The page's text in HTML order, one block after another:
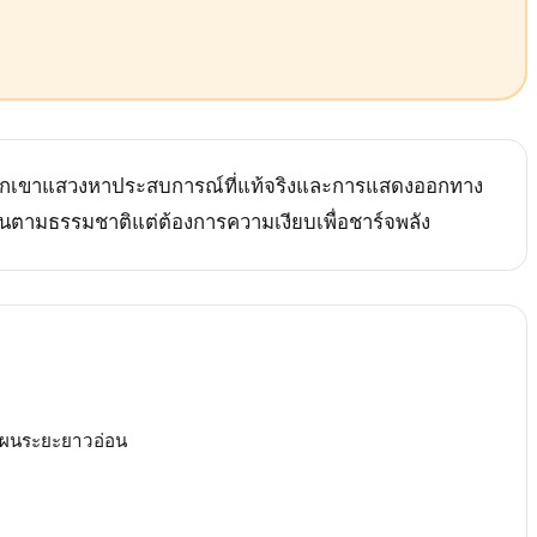
ขาแสวงหาประสบการณ์ที่แท้จริงและการแสดงออกทาง
ามธรรมชาติแต่ต้องการความเงียบเพื่อชาร์จพลัง
นระยะยาวอ่อน